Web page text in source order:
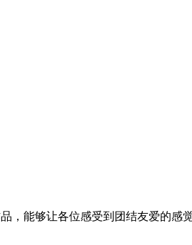
，能够让各位感受到团结友爱的感